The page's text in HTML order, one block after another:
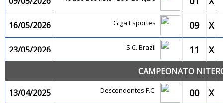
16/05/2026 Giga Esportes 09 X
23/05/2026 S.C. Brazil 11 X
CAMPEONATO
13/04/2025
Descendentes F.C. 00 X